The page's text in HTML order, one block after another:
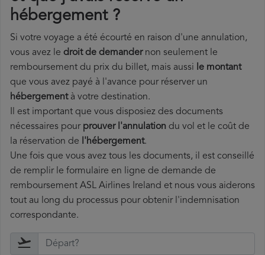
hébergement ?
Si votre voyage a été écourté en raison d'une annulation,
vous avez le droit de demandernon seulement le
remboursement du prix du billet, mais aussi le montant
que vous avez payé à l'avance pour réserver un
hébergementà votre destination.
Il est important que vous disposiez des documents
nécessaires pour prouver l'annulation du vol et le coût de
la réservation de l'hébergement.
Une fois que vous avez tous les documents, il est conseillé
de remplir le formulaire en ligne de demande de
remboursement ASL Airlines Ireland et nous vous aiderons
tout au long du processus pour obtenir l'indemnisation
correspondante.